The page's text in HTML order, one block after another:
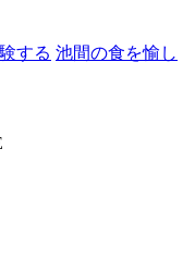
する 池間の食を愉し